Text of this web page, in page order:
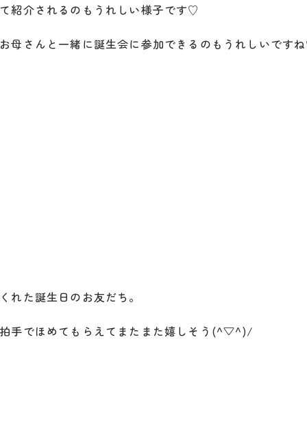
紹介されるのもうれしい様子です♡
母さんと一緒に誕生会に参加できるのもうれしいです
れた誕生日のお友だち。
手でほめてもらえてまたまた嬉しそう(^▽^)/